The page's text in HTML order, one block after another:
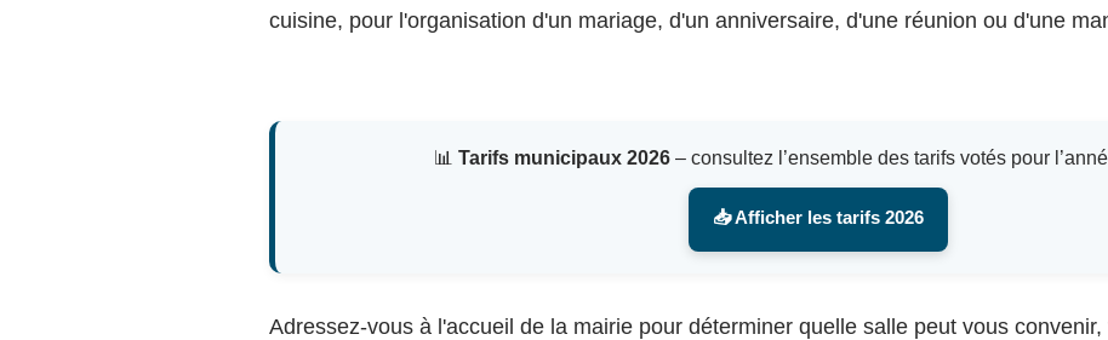
cuisine, pour l'organisation d'un mariage, d'un anniversaire, d'une réunion ou d'une
📊 Tarifs municipaux 2026– consultez l’ensemble des tarifs votés pour
📥 Afficher les tarifs 2026
Adressez-vous à l'accueil de la mairie pour déterminer quelle salle peut vous